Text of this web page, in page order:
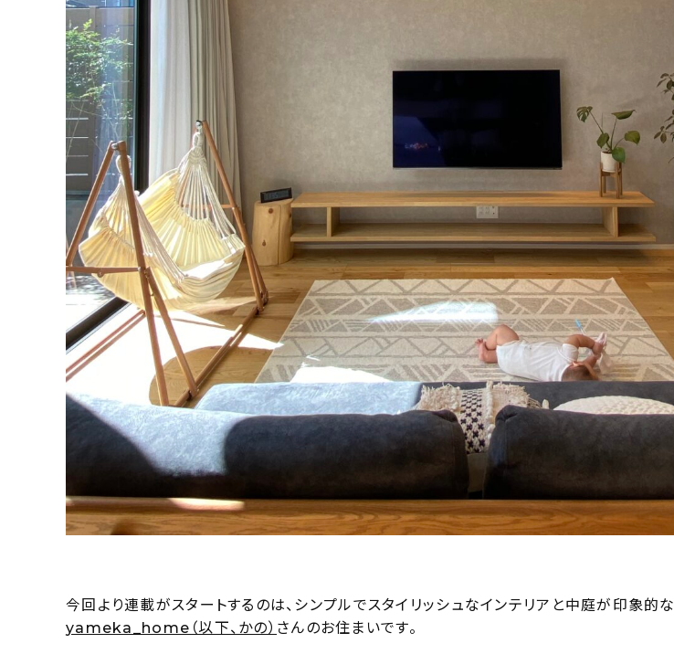
今回より連載がスタートするのは、シンプルでスタイリッシュなインテリアと中庭が印象的な
yameka_home（以下、かの） さんのお住まいです。